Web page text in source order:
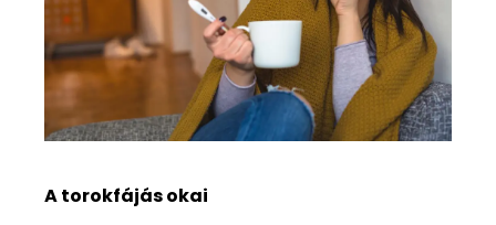
A torokfájás okai